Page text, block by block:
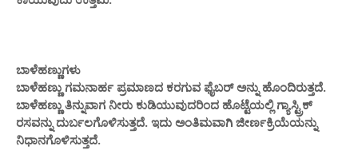
ಬಾಳೆಹಣ್ಣುಗಳು
ಬಾಳೆಹಣ್ಣು ಗಮನಾರ್ಹ ಪ್ರಮಾಣದ ಕರಗುವ ಫೈಬರ್ ಅನ್ನು ಹೊಂದಿರುತ್ತದೆ.
ಬಾಳೆಹಣ್ಣು ತಿನ್ನುವಾಗ ನೀರು ಕುಡಿಯುವುದರಿಂದ ಹೊಟ್ಟೆಯಲ್ಲಿ ಗ್ಯಾಸ್ಟ್ರಿಕ್
ರಸವನ್ನು ದುರ್ಬಲಗೊಳಿಸುತ್ತದೆ. ಇದು ಅಂತಿಮವಾಗಿ ಜೀರ್ಣಕ್ರಿಯೆಯನ್ನು
ನಿಧಾನಗೊಳಿಸುತ್ತದೆ.